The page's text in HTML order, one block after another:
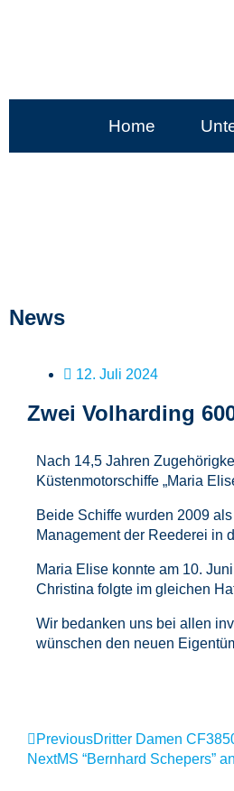
Home
News
12. Juli 2024
Zwei Volharding
Nach 14,5 Jahren
Küstenmotorschiffe „Maria
Beide Schiffe wurden 2009
Management der Reederei in
Maria Elise konnte am 10.
Christina folgte im gleichen
Wir bedanken uns bei allen
wünschen den neuen
PreviousDritter Damen
NextMS “Bernhard Schepers”